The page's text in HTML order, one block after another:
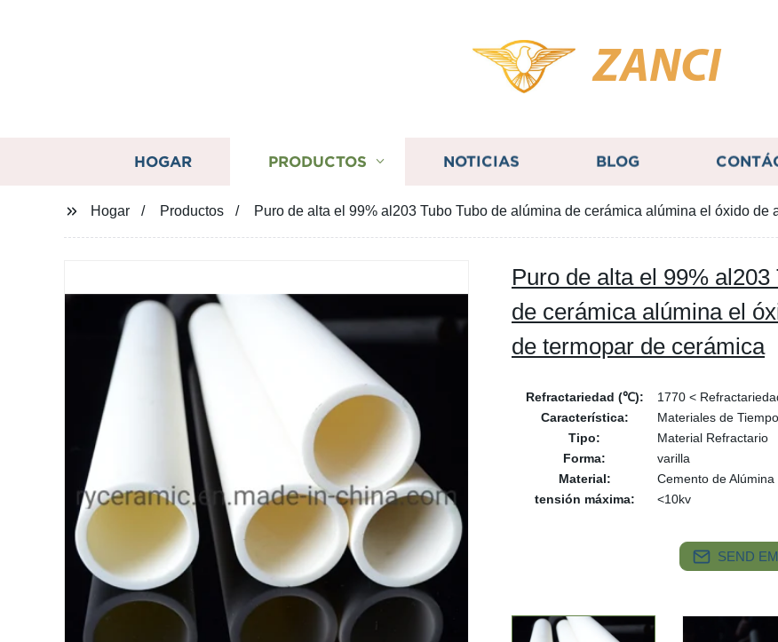
ZANCI
HOGAR PRODUCTOS NOTICIAS BLOG
Hogar Productos Puro de alta el 99% al203 Tubo Tubo de alúmina de cerámica alúmina el óxido de
Puro de alta el 99%
de cerámica alúmina el
de termopar de cerámica
Refractariedad (℃):
1770 <
Característica:
Materiales de
Tipo:
Material Refractario
Forma:
varilla
Material:
Cemento de Alúmina
tensión máxima:
<10kv
SEND